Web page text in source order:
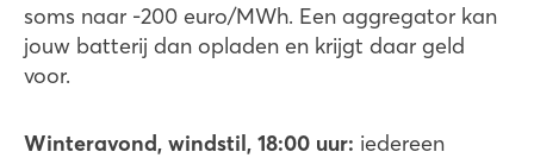
soms naar -200 euro/MWh. Een aggregator kan
jouw batterij dan opladen en krijgt daar geld
voor.
Winteravond, windstil, 18:00 uur: iedereen